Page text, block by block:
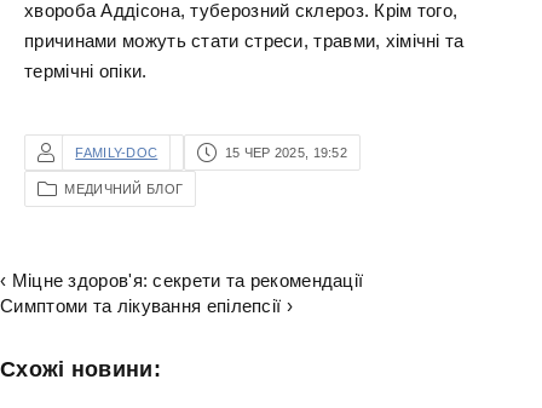
хвороба Аддісона, туберозний склероз. Крім того,
причинами можуть стати стреси, травми, хімічні та
термічні опіки.
FAMILY-DOC 15 ЧЕР 2025, 19:52
МЕДИЧНИЙ БЛОГ
‹ Міцне здоров'я: секрети та рекомендації
Симптоми та лікування епілепсії ›
Схожі новини: